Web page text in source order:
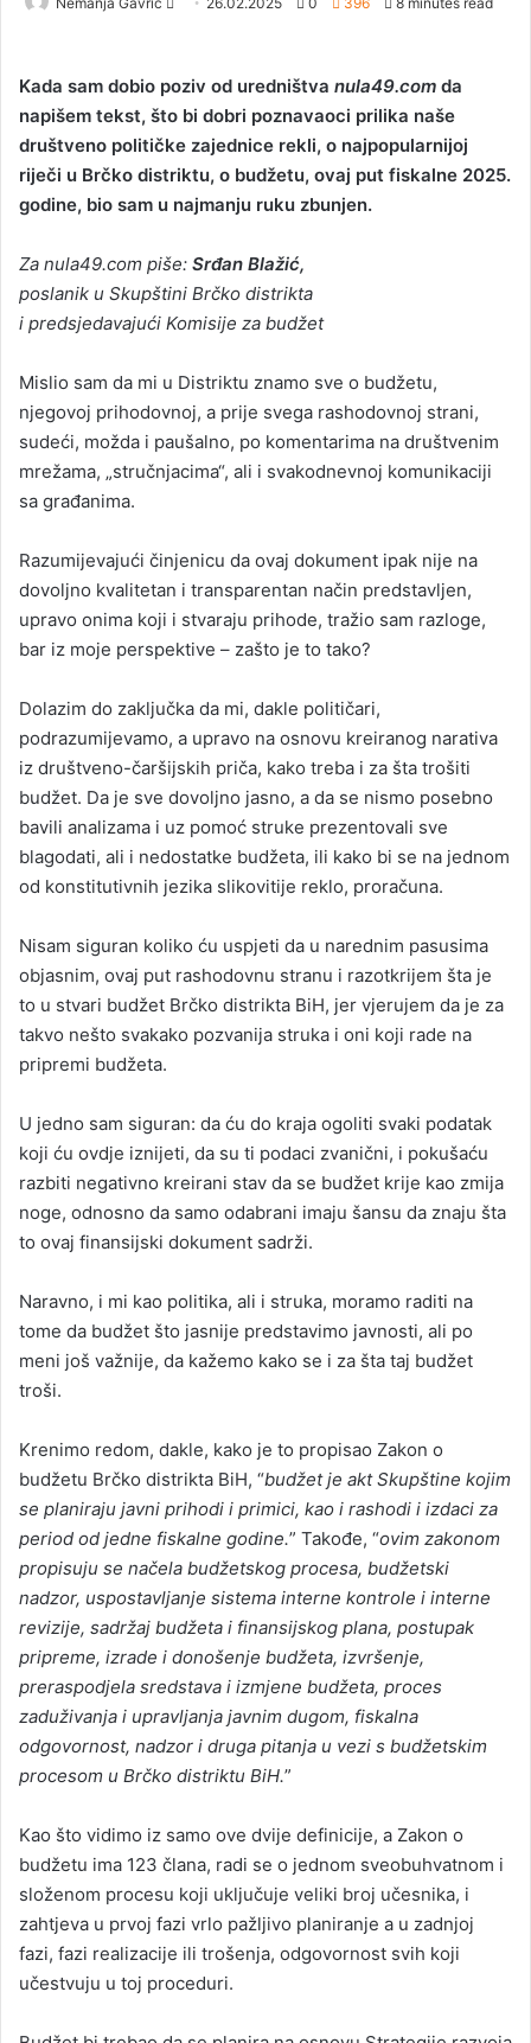
d
a
n
e
m
i
l
Kada sam dobio poziv od uredništva nula49.com da
napišem tekst, što bi dobri poznavaoci prilika naše
društveno političke zajednice rekli, o najpopularnijoj
riječi u Brčko distriktu, o budžetu, ovaj put fiskalne 2025.
godine, bio sam u najmanju ruku zbunjen.
Za nula49.com piše: Srđan Blažić,
poslanik u Skupštini Brčko distrikta
i predsjedavajući Komisije za budžet
Mislio sam da mi u Distriktu znamo sve o budžetu,
njegovoj prihodovnoj, a prije svega rashodovnoj strani,
sudeći, možda i paušalno, po komentarima na društvenim
mrežama, „stručnjacima“, ali i svakodnevnoj komunikaciji
sa građanima.
Razumijevajući činjenicu da ovaj dokument ipak nije na
dovoljno kvalitetan i transparentan način predstavljen,
upravo onima koji i stvaraju prihode, tražio sam razloge,
bar iz moje perspektive – zašto je to tako?
Dolazim do zaključka da mi, dakle političari,
podrazumijevamo, a upravo na osnovu kreiranog narativa
iz društveno-čaršijskih priča, kako treba i za šta trošiti
budžet. Da je sve dovoljno jasno, a da se nismo posebno
bavili analizama i uz pomoć struke prezentovali sve
blagodati, ali i nedostatke budžeta, ili kako bi se na jednom
od konstitutivnih jezika slikovitije reklo, proračuna.
Nisam siguran koliko ću uspjeti da u narednim pasusima
objasnim, ovaj put rashodovnu stranu i razotkrijem šta je
to u stvari budžet Brčko distrikta BiH, jer vjerujem da je za
takvo nešto svakako pozvanija struka i oni koji rade na
pripremi budžeta.
U jedno sam siguran: da ću do kraja ogoliti svaki podatak
koji ću ovdje iznijeti, da su ti podaci zvanični, i pokušaću
razbiti negativno kreirani stav da se budžet krije kao zmija
noge, odnosno da samo odabrani imaju šansu da znaju šta
to ovaj finansijski dokument sadrži.
Naravno, i mi kao politika, ali i struka, moramo raditi na
tome da budžet što jasnije predstavimo javnosti, ali po
meni još važnije, da kažemo kako se i za šta taj budžet
troši.
Krenimo redom, dakle, kako je to propisao Zakon o
budžetu Brčko distrikta BiH, “budžet je akt Skupštine kojim
se planiraju javni prihodi i primici, kao i rashodi i izdaci za
period od jedne fiskalne godine.” Takođe, “ovim zakonom
propisuju se načela budžetskog procesa, budžetski
nadzor, uspostavljanje sistema interne kontrole i interne
revizije, sadržaj budžeta i finansijskog plana, postupak
pripreme, izrade i donošenje budžeta, izvršenje,
preraspodjela sredstava i izmjene budžeta, proces
zaduživanja i upravljanja javnim dugom, fiskalna
odgovornost, nadzor i druga pitanja u vezi s budžetskim
procesom u Brčko distriktu BiH.”
Kao što vidimo iz samo ove dvije definicije, a Zakon o
budžetu ima 123 člana, radi se o jednom sveobuhvatnom i
složenom procesu koji uključuje veliki broj učesnika, i
zahtjeva u prvoj fazi vrlo pažljivo planiranje a u zadnjoj
fazi, fazi realizacije ili trošenja, odgovornost svih koji
učestvuju u toj proceduri.